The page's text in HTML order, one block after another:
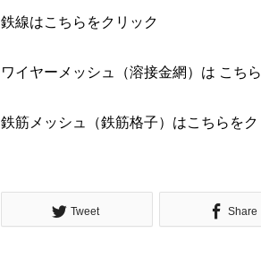
鉄線はこちらをクリック
ワイヤーメッシュ（溶接金網）は こち
鉄筋メッシュ（鉄筋格子）はこちらを
Tweet Share